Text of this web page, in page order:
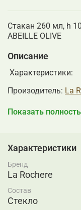
Стакан 260 мл, h
ABEILLE OLIVE
Описание
Характеристики:
Произодитель: La
СерияABEILLE
стеклянной и
городке, в
мануфактура. С
посуды
половину
безукоризненную
Показать
Характеристики
Бренд
La Rochere
Состав
Стекло